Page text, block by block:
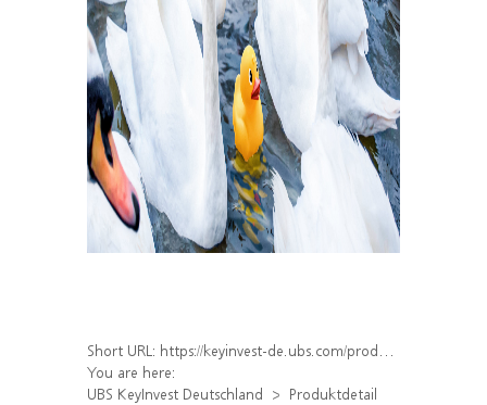
Short URL: https://keyinvest-de.ubs.com/produkt/detail/index/isin/DE000WA608L0
You are here:
UBS KeyInvest Deutschland
Produktdetail